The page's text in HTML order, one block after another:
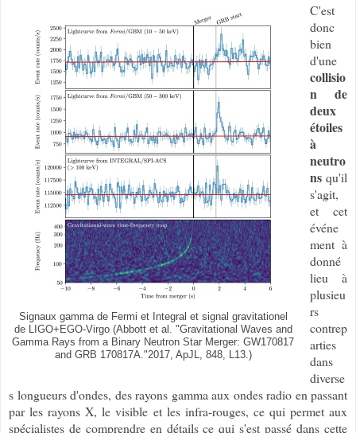
Signaux gamma de Fermi et Integral et signal gravitationel
de LIGO+EGO-Virgo (Abbott et al. "Gravitational Waves and
Gamma Rays from a Binary Neutron Star Merger: GW170817
and GRB 170817A."2017, ApJL, 848, L13.)
C'est
donc
bien
d'une
collisio
n de
deux
étoiles
à
neutro
nsqu'il
s'agit,
et cet
événe
ment à
donné
lieu à
plusieu
rs
contrep
arties
dans
diverse
s longueurs d'ondes, des rayons gamma aux ondes radio en passant
par les rayons X, le visible et les infra-rouges, ce qui permet aux
spécialistes de comprendre en détails ce qui s'est passé dans cette